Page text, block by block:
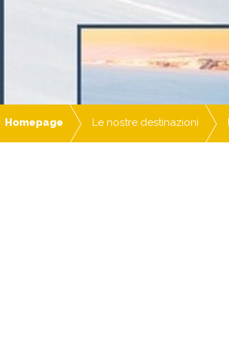
Homepage Le nostre destinazioni